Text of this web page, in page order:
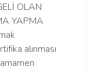
OLAN
YAPMA
alınması